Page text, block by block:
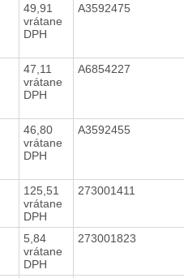
49,91
vrátane
DPH
A3592475
47,11
vrátane
DPH
A6854227
46,80
vrátane
DPH
A3592455
125,51
vrátane
DPH
273001411
5,84
vrátane
DPH
273001823